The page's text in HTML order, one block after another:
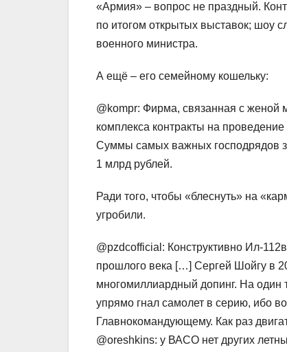
«Армия» – вопрос не праздный.
по итогом открытых выставок;
военного министра.
А ещё – его семейному кошельку:
@kompr: Фирма, связанная с женой
комплекса контракты на
Суммы самых важных господрядов
1 млрд рублей.
Ради того, чтобы «блеснуть» на
угробили.
@pzdcofficial: Конструктивно Ил-
прошлого века […] Сергей Шойгу в
многомиллиардный допинг. На один
упрямо гнал самолет в серию, ибо
Главнокомандующему. Как раз
@oreshkins: у ВАСО нет других